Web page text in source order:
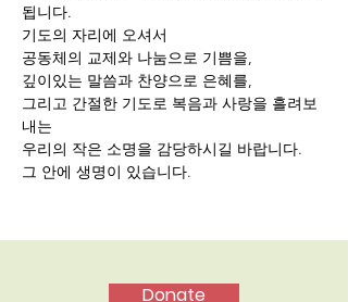
됩니다.
기도의 자리에 오셔서
공동체의 교제와 나눔으로 기쁨을,
깊이있는 말씀과 찬양으로 은혜를,
그리고 간절한 기도로 복음과 사랑을 흘려보
내는
우리의 작은 소명을 감당하시길 바랍니다.
그 안에 생명이 있습니다.
Donate